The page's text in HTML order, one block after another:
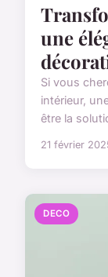
une
Si vous
intérieur,
être la
21 février
DECO